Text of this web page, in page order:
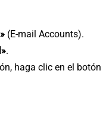
(E-mail Accounts).
.
haga clic en el botón